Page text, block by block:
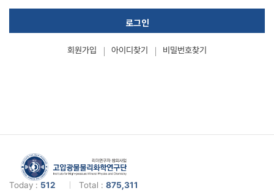
로그인
회원가입 아이디찾기 비밀번호찾기
Today : 512 Total : 875,311